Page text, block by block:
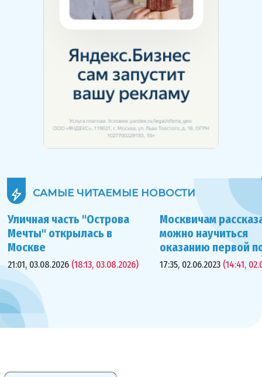
САМЫЕ ЧИТАЕМЫЕ НОВОСТИ
Уличная часть "Острова
Мечты" открылась в
Москве
21:01, 03.08.2026 (18:13, 03.08.2026)
Москвичам
можно научиться
оказанию первой
17:35, 02.06.2023 (14:41,